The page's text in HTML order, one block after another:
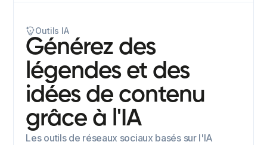
Outils IA
Générez des
légendes et des
idées de contenu
grâce à l'IA
Les outils de réseaux sociaux basés sur l'IA